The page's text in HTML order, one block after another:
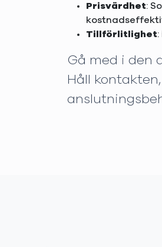
Prisvärdhet:
Tillförlitlighet
Gå med i den
Håll